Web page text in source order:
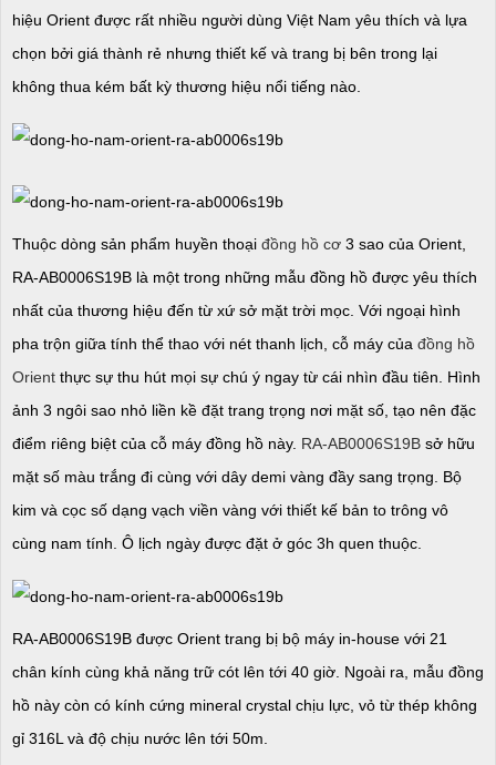
hiệu Orient được rất nhiều người dùng Việt Nam yêu thích và lựa
chọn bởi giá thành rẻ nhưng thiết kế và trang bị bên trong lại
không thua kém bất kỳ thương hiệu nổi tiếng nào.
Thuộc dòng sản phẩm huyền thoại đồng hồ cơ 3 sao của Orient,
RA-AB0006S19B là một trong những mẫu đồng hồ được yêu thích
nhất của thương hiệu đến từ xứ sở mặt trời mọc. Với ngoại hình
pha trộn giữa tính thể thao với nét thanh lịch, cỗ máy của đồng hồ
Orient thực sự thu hút mọi sự chú ý ngay từ cái nhìn đầu tiên. Hình
ảnh 3 ngôi sao nhỏ liền kề đặt trang trọng nơi mặt số, tạo nên đặc
điểm riêng biệt của cỗ máy đồng hồ này. RA-AB0006S19B sở hữu
mặt số màu trắng đi cùng với dây demi vàng đầy sang trọng. Bộ
kim và cọc số dạng vạch viền vàng với thiết kế bản to trông vô
cùng nam tính. Ô lịch ngày được đặt ở góc 3h quen thuộc.
RA-AB0006S19B được Orient trang bị bộ máy in-house với 21
chân kính cùng khả năng trữ cót lên tới 40 giờ. Ngoài ra, mẫu đồng
hồ này còn có kính cứng mineral crystal chịu lực, vỏ từ thép không
gỉ 316L và độ chịu nước lên tới 50m.